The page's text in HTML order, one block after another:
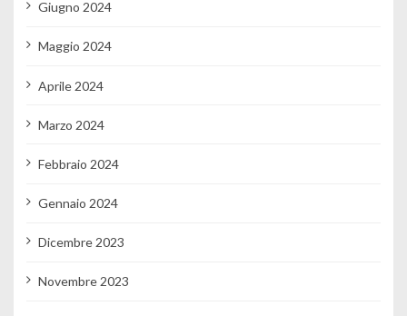
Giugno 2024
Maggio 2024
Aprile 2024
Marzo 2024
Febbraio 2024
Gennaio 2024
Dicembre 2023
Novembre 2023